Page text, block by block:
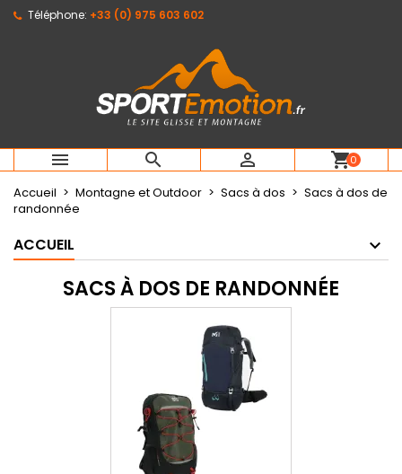
Téléphone: +33 (0) 975 603 602
   shopping_cart0
Accueil Montagne et Outdoor Sacs à dos
Sacs à dos de
randonnée
ACCUEIL
SACS À DOS DE RANDONNÉE
Créer une nouvelle liste
((confirmMessage))
Nom de la liste d'envies
Annuler Créer une liste d'envies
Vous devez être connecté pour ajouter des produits
à votre liste d'envies.
Annuler Connexion